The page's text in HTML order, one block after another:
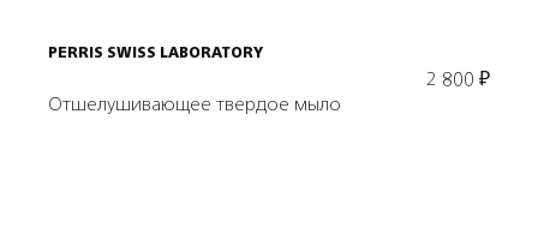
PERRIS SWISS LABORATORY
2 800 ₽
Отшелушивающее твердое мыло